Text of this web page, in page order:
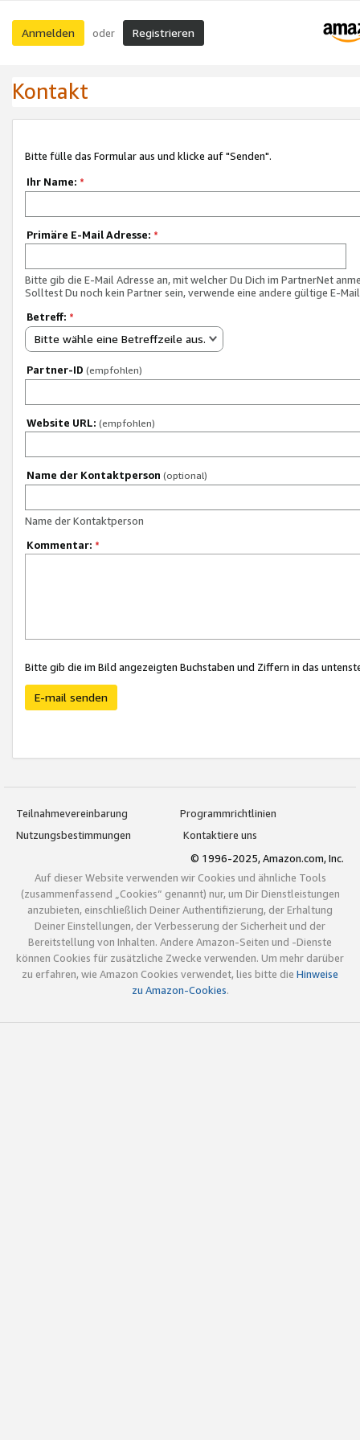
Anmelden oder Registrieren
Kontakt
Bitte fülle das Formular aus und klicke auf "Senden".
Ihr Name: *
Primäre E-Mail Adresse: *
Bitte gib die E-Mail Adresse an, mit welcher Du Dich im PartnerNet
Solltest Du noch kein Partner sein, verwende eine andere gültige E-
Betreff: *
Bitte wähle eine Betreffzeile aus.
Partner-ID (empfohlen)
Website URL: (empfohlen)
Name der Kontaktperson (optional)
Name der Kontaktperson
Kommentar: *
Bitte gib die im Bild angezeigten Buchstaben und Ziffern in das
E-mail senden
Teilnahmevereinbarung
Programmrichtlinien
Nutzungsbestimmungen
Kontaktiere uns
© 1996-2025, Amazon.com, Inc.
Auf dieser Website verwenden wir Cookies und ähnliche Tools
(zusammenfassend „Cookies“ genannt) nur, um Dir Dienstleistungen
anzubieten, einschließlich Deiner Authentifizierung, der Erhaltung
Deiner Einstellungen, der Verbesserung der Sicherheit und der
Bereitstellung von Inhalten. Andere Amazon-Seiten und -Dienste
können Cookies für zusätzliche Zwecke verwenden. Um mehr darüber
zu erfahren, wie Amazon Cookies verwendet, lies bitte die Hinweise
zu Amazon-Cookies.